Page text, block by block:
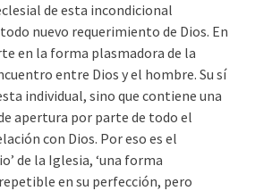
de esta incondicional
nuevo requerimiento de Dios. En
en la forma plasmadora de la
entre Dios y el hombre. Su sí
individual, sino que contiene una
apertura por parte de todo el
con Dios. Por eso es el
de la Iglesia, ‘una forma
en su perfección, pero